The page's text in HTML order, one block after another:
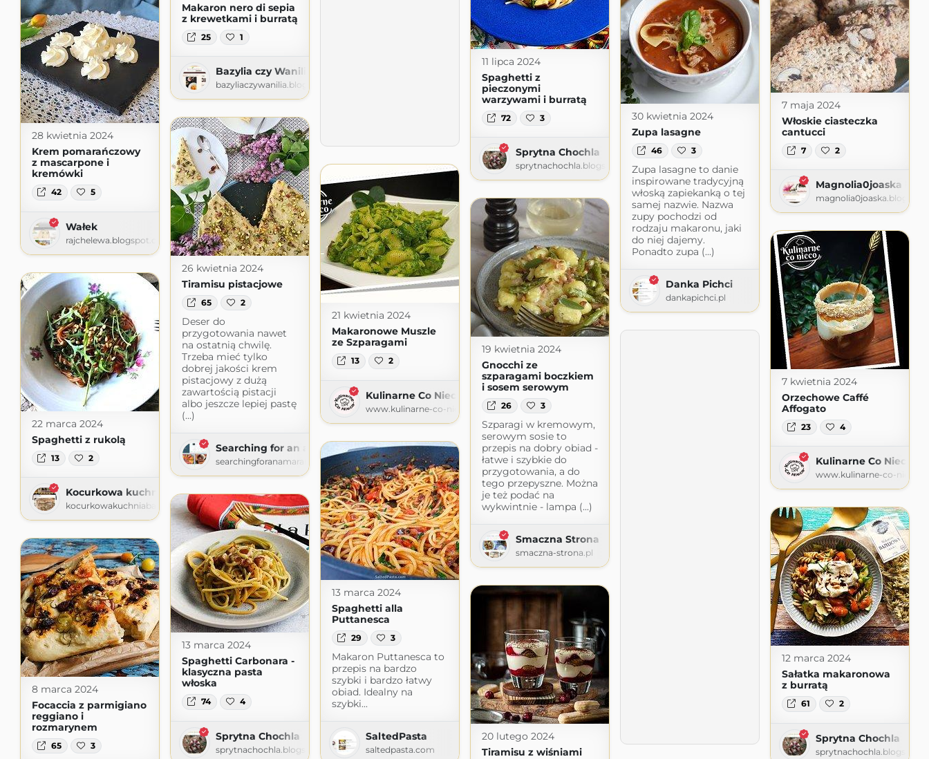
Makaron nero di sepia
z krewetkami i burratą
25 1
Bazylia czy Wanilia
bazyliaczywanilia.blogspot.com
11 lipca 2024
Spaghetti z
pieczonymi
warzywami i burratą
72 3
Sprytna Chochla
sprytnachochla.blogspot.com
7 maja 2024
Włoskie ciasteczka
cantucci
7 2
Magnolia0joaska
30 kwietnia 2024
Zupa lasagne
46 3
Zupa lasagne to danie
inspirowane tradycyjną
włoską zapiekanką o tej
samej nazwie. Nazwa
zupy pochodzi od
rodzaju makaronu, jaki
do niej dajemy.
Ponadto zupa (...)
Danka Pichci
dankapichci.pl
28 kwietnia 2024
Krem pomarańczowy
z mascarpone i
kremówki
42 5
Wałek
rajchelewa.blogspot.com
26 kwietnia 2024
Tiramisu pistacjowe
65 2
Deser do
przygotowania nawet
na ostatnią chwilę.
Trzeba mieć tylko
dobrej jakości krem
pistacjowy z dużą
zawartością pistacji
albo jeszcze lepiej pastę
(...)
Searching for an amaranth
searchingforanamaranth.home.blog
21 kwietnia 2024
Makaronowe Muszle
ze Szparagami
13 2
Kulinarne Co Nieco
www.kulinarne-co-nieco.pl
19 kwietnia 2024
Gnocchi ze
szparagami boczkiem
i sosem serowym
26 3
Szparagi w kremowym,
serowym sosie to
przepis na dobry obiad -
łatwe i szybkie do
przygotowania, a do
tego przepyszne. Można
je też podać na
wykwintnie - lampa (...)
Smaczna Strona
smaczna-strona.pl
7 kwietnia 2024
Orzechowe Caffé
Affogato
23 4
Kulinarne Co Nieco
www.kulinarne-co-nieco.pl
22 marca 2024
Spaghetti z rukolą
13 2
Kocurkowa kuchnia babuni
kocurkowakuchniababuni.blogspot.com
13 marca 2024
Spaghetti alla
Puttanesca
29 3
Makaron Puttanesca to
przepis na bardzo
szybki i bardzo łatwy
obiad. Idealny na
szybki...
SaltedPasta
saltedpasta.com
13 marca 2024
Spaghetti Carbonara -
klasyczna pasta
włoska
74 4
Sprytna Chochla
sprytnachochla.blogspot.com
12 marca 2024
Sałatka makaronowa
z burratą
61 2
Sprytna Chochla
8 marca 2024
Focaccia z parmigiano
reggiano i
rozmarynem
65 3
20 lutego 2024
Tiramisu z wiśniami